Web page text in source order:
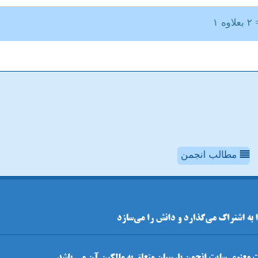
۱
مطالب انجمن
را به اشتراک می‌گذارد و دانش را می‌سازد